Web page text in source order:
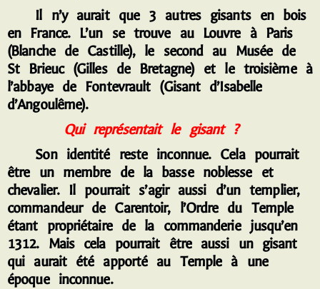
Il n’y aurait que 3 autres gisants en bois
en France. L’un se trouve au Louvre à Paris
(Blanche de Castille), le second au Musée de
St Brieuc (Gilles de Bretagne) et le troisième à
l’abbaye de Fontevrault (Gisant d’Isabelle
d’Angoulême).
Qui représentait le gisant ?
Son identité reste inconnue. Cela pourrait
être un membre de la basse noblesse et
chevalier. Il pourrait s’agir aussi d’un templier,
commandeur de Carentoir, l’Ordre du Temple
étant propriétaire de la commanderie jusqu’en
1312. Mais cela pourrait être aussi un gisant
qui aurait été apporté au Temple à une
époque inconnue.